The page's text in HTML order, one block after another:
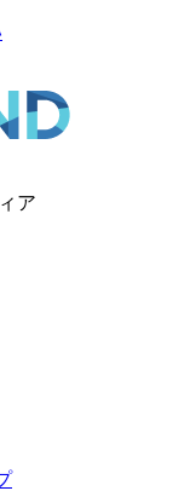
ア